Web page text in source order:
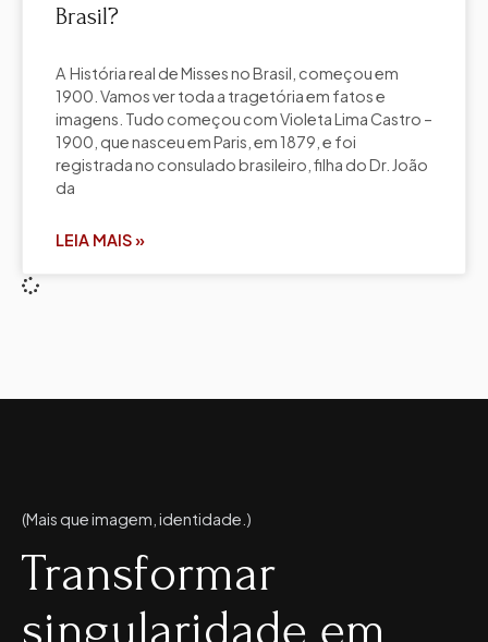
Brasil?
A História real de Misses no Brasil, começou em
1900. Vamos ver toda a tragetória em fatos e
imagens. Tudo começou com Violeta Lima Castro –
1900, que nasceu em Paris, em 1879, e foi
registrada no consulado brasileiro, filha do Dr. João
da
LEIA MAIS »
(Mais que imagem, identidade.)
Transformar